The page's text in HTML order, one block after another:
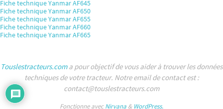
Fiche technique Yanmar AF645
Fiche technique Yanmar AF650
Fiche technique Yanmar AF655
Fiche technique Yanmar AF660
Fiche technique Yanmar AF665
Touslestracteurs.coma pour objectif de vous aider à trouver les données
techniques de votre tracteur. Notre email de contact est :
contact@touslestracteurs.com
Fonctionne avecNirvana & WordPress.